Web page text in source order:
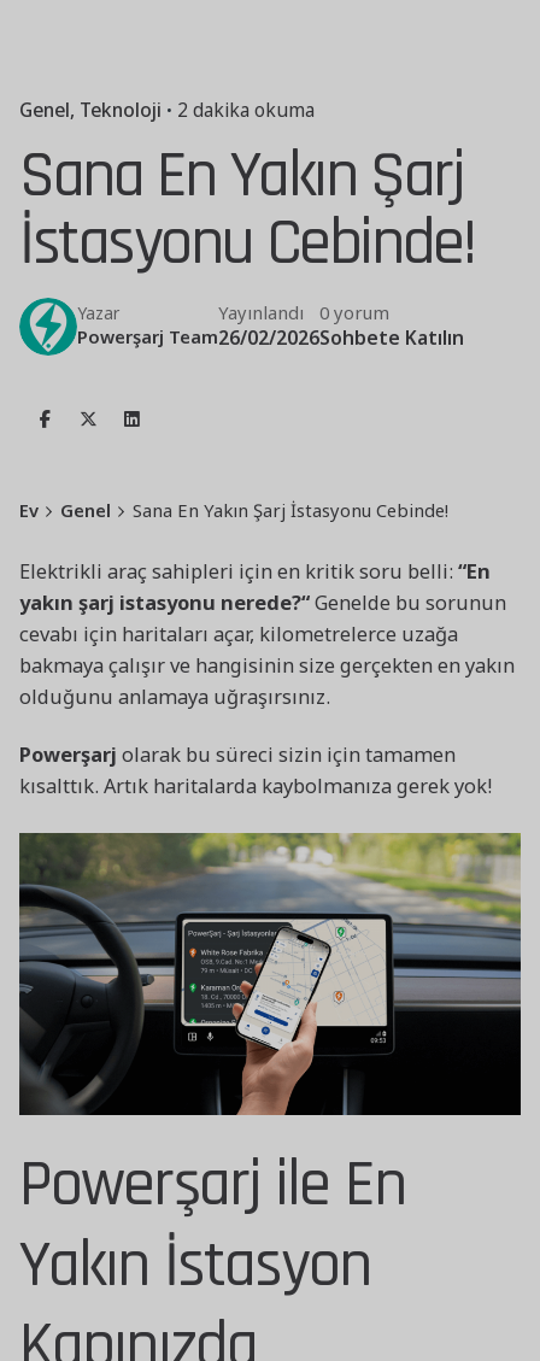
Genel Teknoloji 2 dakika okuma
Sana En Yakın Şarj
İstasyonu Cebinde!
Yazar
Powerşarj Team
Yayınlandı
26/02/2026
0 yorum
Sohbete Katılın
Ev Genel Sana En Yakın Şarj İstasyonu Cebinde!
Elektrikli araç sahipleri için en kritik soru belli: “En
yakın şarj istasyonu nerede?“Genelde bu sorunun
cevabı için haritaları açar, kilometrelerce uzağa
bakmaya çalışır ve hangisinin size gerçekten en yakın
olduğunu anlamaya uğraşırsınız.
Powerşarj olarak bu süreci sizin için tamamen
kısalttık. Artık haritalarda kaybolmanıza gerek yok!
Powerşarj ile En
Yakın İstasyon